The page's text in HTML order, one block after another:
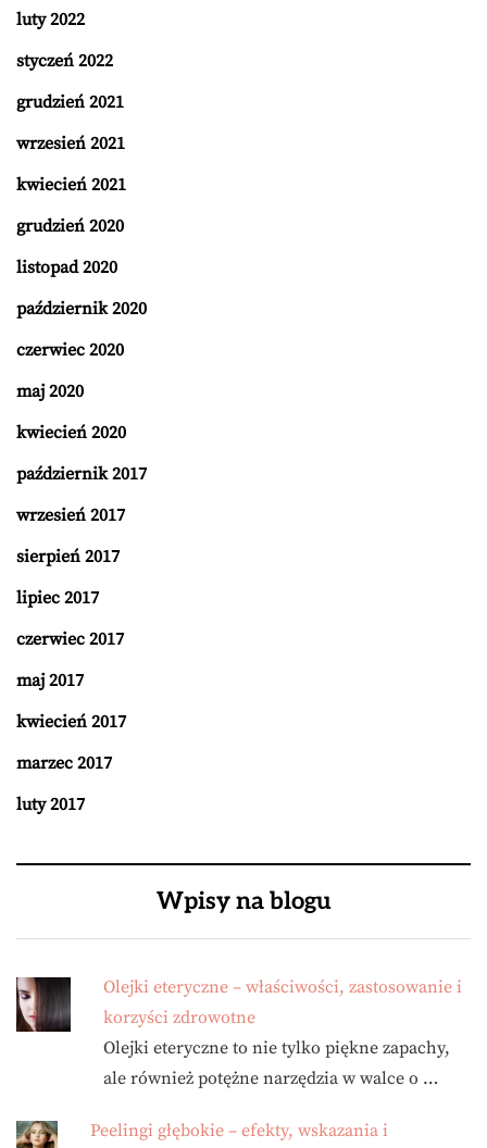
luty 2022
styczeń 2022
grudzień 2021
wrzesień 2021
kwiecień 2021
grudzień 2020
listopad 2020
październik 2020
czerwiec 2020
maj 2020
kwiecień 2020
październik 2017
wrzesień 2017
sierpień 2017
lipiec 2017
czerwiec 2017
maj 2017
kwiecień 2017
marzec 2017
luty 2017
Wpisy na blogu
Olejki eteryczne – właściwości, zastosowanie i
korzyści zdrowotne
Olejki eteryczne to nie tylko piękne zapachy,
ale również potężne narzędzia w walce o …
Peelingi głębokie – efekty, wskazania i